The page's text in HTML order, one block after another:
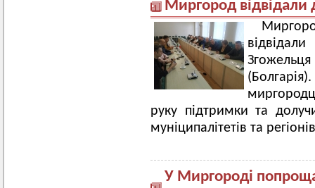
Миргород відвідали
руку підтримки та
муніципалітетів та
У Миргороді